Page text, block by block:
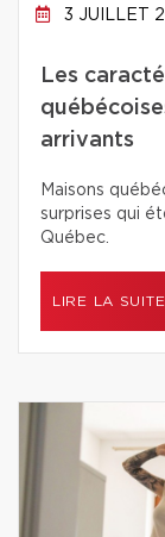
3 JUILLET
Les
arrivants
Maisons
surprises qui
Québec.
LIRE LA SUITE